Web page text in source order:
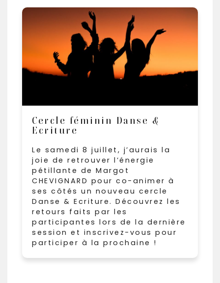
Cercle féminin Danse &
Ecriture
Le samedi 8 juillet, j’aurais la
joie de retrouver l’énergie
pétillante de Margot
CHEVIGNARD pour co-animer à
ses côtés un nouveau cercle
Danse & Ecriture. Découvrez les
retours faits par les
participantes lors de la dernière
session et inscrivez-vous pour
participer à la prochaine !